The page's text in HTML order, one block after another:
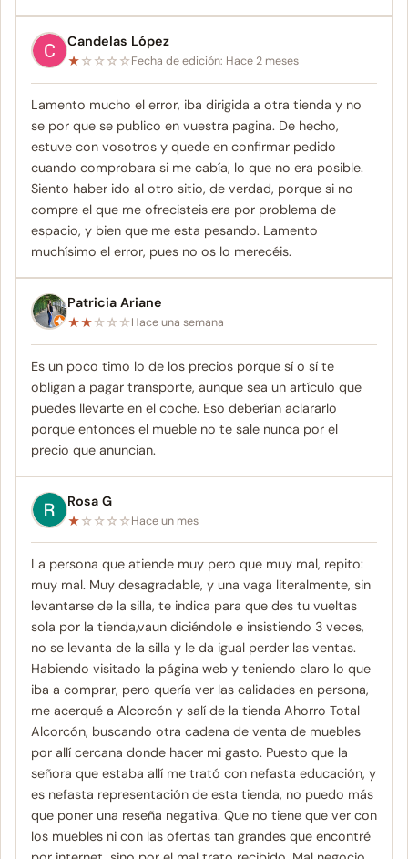
Candelas López
★☆☆☆☆Fecha de edición: Hace 2 meses
Lamento mucho el error, iba dirigida a otra tienda y no
se por que se publico en vuestra pagina. De hecho,
estuve con vosotros y quede en confirmar pedido
cuando comprobara si me cabía, lo que no era posible.
Siento haber ido al otro sitio, de verdad, porque si no
compre el que me ofrecisteis era por problema de
espacio, y bien que me esta pesando. Lamento
muchísimo el error, pues no os lo merecéis.
Patricia Ariane
★★☆☆☆Hace una semana
Es un poco timo lo de los precios porque sí o sí te
obligan a pagar transporte, aunque sea un artículo que
puedes llevarte en el coche. Eso deberían aclararlo
porque entonces el mueble no te sale nunca por el
precio que anuncian.
Rosa G
★☆☆☆☆Hace un mes
La persona que atiende muy pero que muy mal, repito:
muy mal. Muy desagradable, y una vaga literalmente, sin
levantarse de la silla, te indica para que des tu vueltas
sola por la tienda,vaun diciéndole e insistiendo 3 veces,
no se levanta de la silla y le da igual perder las ventas.
Habiendo visitado la página web y teniendo claro lo que
iba a comprar, pero quería ver las calidades en persona,
me acerqué a Alcorcón y salí de la tienda Ahorro Total
Alcorcón, buscando otra cadena de venta de muebles
por allí cercana donde hacer mi gasto. Puesto que la
señora que estaba allí me trató con nefasta educación, y
es nefasta representación de esta tienda, no puedo más
que poner una reseña negativa. Que no tiene que ver con
los muebles ni con las ofertas tan grandes que encontré